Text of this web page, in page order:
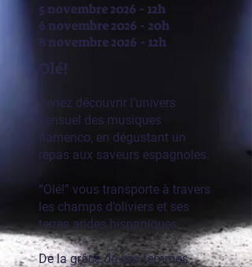
5 novembre 2026 - 12h
6 novembre 2026 - 20h
8 novembre 2026 - 12h
Olé!
Venez découvrir l’univers
sensuel des musiques
flamenco, en dégustant un
repas aux saveurs espagnoles.
“Olé!” vous transporte à travers
les champs d’oliviers et ses
terres arides hispaniques.
De la grâce de ces femmes